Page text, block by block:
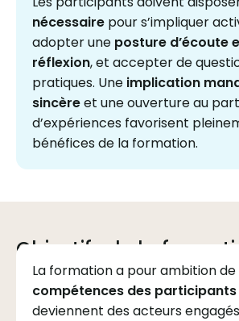
nécessaire pour s’impliquer
adopter une posture d’écoute
réflexion, et accepter de
pratiques. Une implication
sincèreet une ouverture au
d’expériences favorisent
bénéfices de la formation.
Objectifs de la
La formation a pour ambition de
compétences des participants
deviennent des acteurs